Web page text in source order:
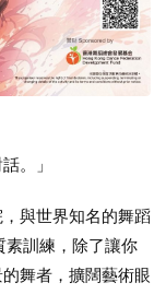
。」
與世界知名的舞蹈
訓練，除了讓你
舞者，擴闊藝術眼